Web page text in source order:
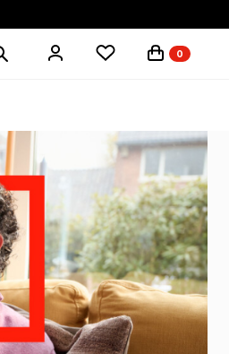
Zoek
0